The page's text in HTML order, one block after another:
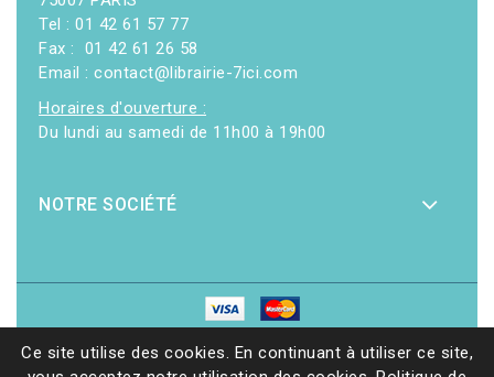
Tel : 01 42 61 57 77
Fax : 01 42 61 26 58
Email : contact@librairie-7ici.com
Horaires d'ouverture :
Du lundi au samedi de 11h00 à 19h00
NOTRE SOCIÉTÉ
Ce site utilise des cookies. En continuant à utiliser ce site,
© 2026 - Librairie 7ici| Site web réalisé par Ethicweb